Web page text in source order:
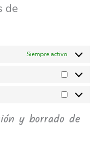
de
Siempre activo
y borrado de